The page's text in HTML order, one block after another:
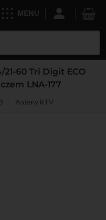
MENU
60 Tri Digit ECO
LNA-177
Anteny RTV